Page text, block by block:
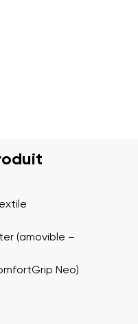
(amovible –
Neo)